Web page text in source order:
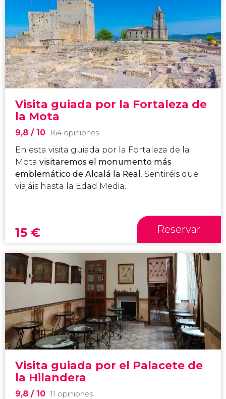
Visita guiada por la Fortaleza de
la Mota
9,8 / 10 164 opiniones
En esta visita guiada por la Fortaleza de la
Mota visitaremos el monumento más
emblemático de Alcalá la Real . Sentiréis que
viajáis hasta la Edad Media.
15 € Reservar
Visita guiada por el Palacete de
la Hilandera
9,8 / 10 11 opiniones